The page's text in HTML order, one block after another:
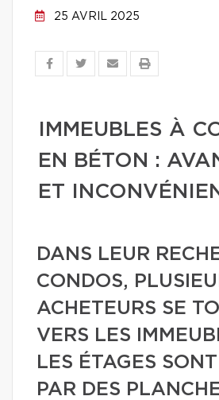
25 AVRIL 2025
IMMEUBLES À
EN BÉTON :
ET
DANS LEUR
CONDOS,
ACHETEURS SE
VERS LES
LES ÉTAGES
PAR DES